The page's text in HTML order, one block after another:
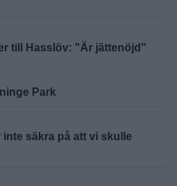
till Hasslöv: "Är jättenöjd"
Park
säkra på att vi skulle